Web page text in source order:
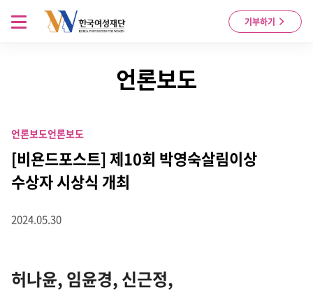
Skip to content
기부하기
메뉴 열기
언론보도
언론보도언론보도
[비욘드포스트] 제10회 박영숙살림이상
수상자 시상식 개최
2024.05.30
허나윤, 임윤경, 신근정,